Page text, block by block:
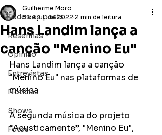
Todos os posts
Resenhas
Opinião
Entrevistas
Notícias
Shows
Fotos
Hans Landim lança a
canção "Menino Eu"
Guilherme Moro
8 de jul. de 2022 2 min de leitura
Hans Landim lança a canção
"Menino Eu" nas plataformas de
música
A segunda música do projeto
“Acusticamente”, "Menino Eu",